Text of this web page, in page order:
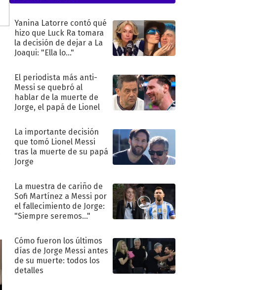
Yanina Latorre contó qué
hizo que Luck Ra tomara
la decisión de dejar a La
Joaqui: "Ella lo..."
El periodista más anti-
Messi se quebró al
hablar de la muerte de
Jorge, el papá de Lionel
La importante decisión
que tomó Lionel Messi
tras la muerte de su papá
Jorge
La muestra de cariño de
Sofi Martínez a Messi por
el fallecimiento de Jorge:
"Siempre seremos..."
Cómo fueron los últimos
días de Jorge Messi antes
de su muerte: todos los
detalles